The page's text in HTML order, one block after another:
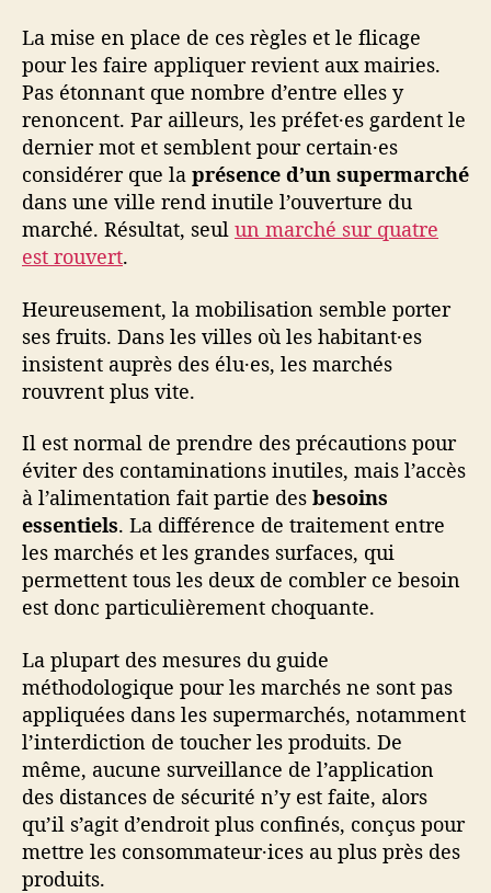
La mise en place de ces règles et le flicage
pour les faire appliquer revient aux mairies.
Pas étonnant que nombre d’entre elles y
renoncent. Par ailleurs, les préfet·es gardent le
dernier mot et semblent pour certain·es
considérer que la présence d’un supermarché
dans une ville rend inutile l’ouverture du
marché. Résultat, seul un marché sur quatre
est rouvert.
Heureusement, la mobilisation semble porter
ses fruits. Dans les villes où les habitant·es
insistent auprès des élu·es, les marchés
rouvrent plus vite.
Il est normal de prendre des précautions pour
éviter des contaminations inutiles, mais l’accès
à l’alimentation fait partie des besoins
essentiels. La différence de traitement entre
les marchés et les grandes surfaces, qui
permettent tous les deux de combler ce besoin
est donc particulièrement choquante.
La plupart des mesures du guide
méthodologique pour les marchés ne sont pas
appliquées dans les supermarchés, notamment
l’interdiction de toucher les produits. De
même, aucune surveillance de l’application
des distances de sécurité n’y est faite, alors
qu’il s’agit d’endroit plus confinés, conçus pour
mettre les consommateur·ices au plus près des
produits.